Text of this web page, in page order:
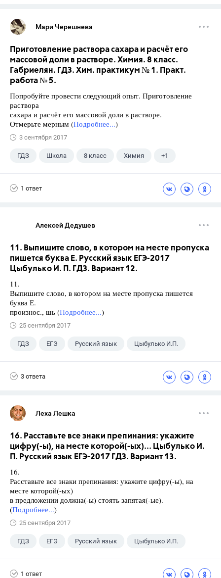
Мари Черешнева
Приготовление раствора сахара и расчёт его
массовой доли в растворе. Химия. 8 класс.
Габриелян. ГДЗ. Хим. практикум № 1. Практ.
работа № 5.
Попробуйте провести следующий опыт. Приготовление
раствора
сахара и расчёт его массовой доли в растворе.
Отмерьте мерным (Подробнее...)
3 сентября 2017
ГДЗ Школа 8 класс Химия +1
1 ответ
Алексей Дедушев
11. Выпишите слово, в котором на месте пропуска
пишется буква Е. Русский язык ЕГЭ-2017
Цыбулько И. П. ГДЗ. Вариант 12.
11.
Выпишите слово, в котором на месте пропуска пишется
буква Е.
произнос., шь (Подробнее...)
25 сентября 2017
ГДЗ ЕГЭ Русский язык Цыбулько И.П.
3 ответа
Леха Лешка
16. Расставьте все знаки препинания: укажите
цифру(-ы), на месте которой(-ых)... Цыбулько И.
П. Русский язык ЕГЭ-2017 ГДЗ. Вариант 13.
16.
Расставьте все знаки препинания: укажите цифру(-ы), на
месте которой(-ых)
в предложении должна(-ы) стоять запятая(-ые).
(Подробнее...)
25 сентября 2017
ГДЗ ЕГЭ Русский язык Цыбулько И.П.
1 ответ